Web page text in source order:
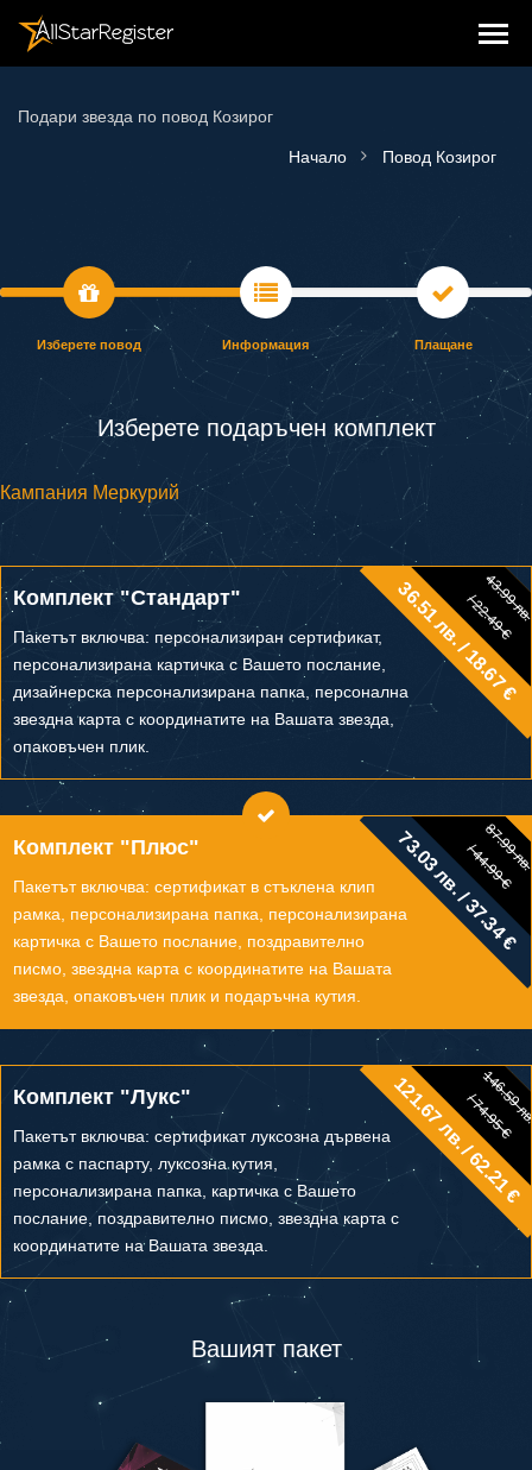
Подари звезда по повод Козирог
Начало Повод Козирог
Изберете повод Информация Плащане
Изберете подаръчен комплект
Кампания Меркурий
Комплект "Стандарт" 43.99 лв.
/ 22.49 €
43.99
/ 22.49 €
36.51 лв. / 18.67 €
Пакетът включва: персонализиран сертификат,
персонализирана картичка с Вашето послание,
дизайнерска персонализирана папка, персонална
звездна карта с координатите на Вашата звезда,
опаковъчен плик.
Комплект "Плюс" 87.99 лв.
/ 44.99 €
87.99
/ 44.99 €
73.03 лв. / 37.34 €
Пакетът включва: сертификат в стъклена клип
рамка, персонализирана папка, персонализирана
картичка с Вашето послание, поздравително
писмо, звездна карта с координатите на Вашата
звезда, опаковъчен плик и подаръчна кутия.
Комплект "Лукс" 146.59 лв.
/ 74.95 €
146.59
/ 74.95 €
121.67 лв. / 62.21 €
Пакетът включва: сертификат луксозна дървена
рамка с паспарту, луксозна кутия,
персонализирана папка, картичка с Вашето
послание, поздравително писмо, звездна карта с
координатите на Вашата звезда.
Вашият пакет